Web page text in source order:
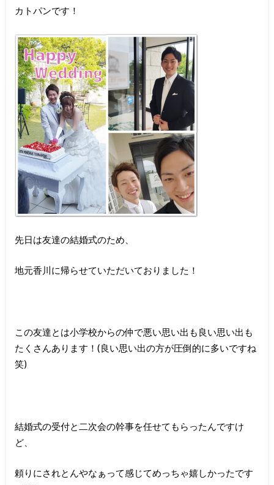
カトパンです！
先日は友達の結婚式のため、
地元香川に帰らせていただいておりました！
この友達とは小学校からの仲で悪い思い出も良い思い出も
たくさんあります！(良い思い出の方が圧倒的に多いですね
笑)
結婚式の受付と二次会の幹事を任せてもらったんですけ
ど、
頼りにされとんやなぁって感じてめっちゃ嬉しかったです